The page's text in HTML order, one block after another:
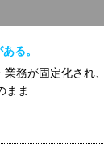
る。
務が固定化され、
ま...